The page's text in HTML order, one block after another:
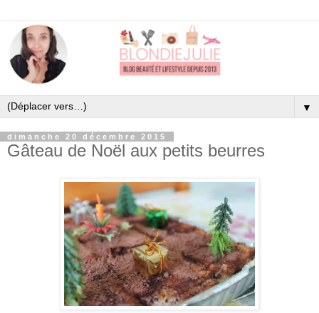
▼
dimanche 20 décembre 2015
Gâteau de Noël aux petits beurres